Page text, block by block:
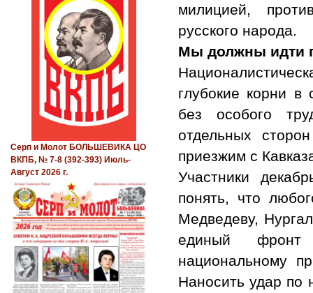
милицией,
русского народа.
Мы должны идти
глубокие корни
без особого
отдельных
приезжим с
Участники
понять, что
Медведеву,
единый фронт
национальному
Наносить удар по
Серп и Молот БОЛЬШЕВИКА ЦО
ВКПБ, № 7-8 (392-393) Июль-
Август 2026 г.